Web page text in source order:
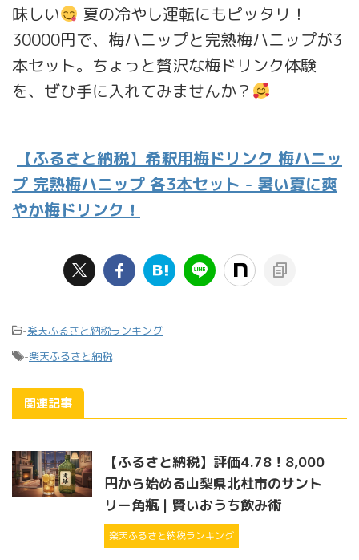
味しい
夏の冷やし運転にもピッタリ！
30000円で、梅ハニップと完熟梅ハニップが3
本セット。ちょっと贅沢な梅ドリンク体験
を、ぜひ手に入れてみませんか？
【ふるさと納税】希釈用梅ドリンク 梅ハニッ
プ 完熟梅ハニップ 各3本セット - 暑い夏に爽
やか梅ドリンク！
-楽天ふるさと納税ランキング
-楽天ふるさと納税
関連記事
【ふるさと納税】評価4.78！8,000
円から始める山梨県北杜市のサント
リー角瓶｜賢いおうち飲み術
楽天ふるさと納税ランキング